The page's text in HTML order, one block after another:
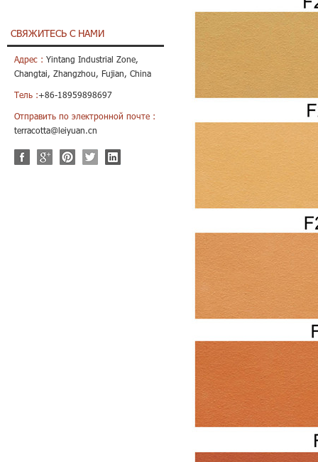
СВЯЖИТЕСЬ С НАМИ
Адрес : Yintang Industrial Zone,
Changtai, Zhangzhou, Fujian, China
Тель :+86-18959898697
Отправить по электронной почте :
terracotta@leiyuan.cn